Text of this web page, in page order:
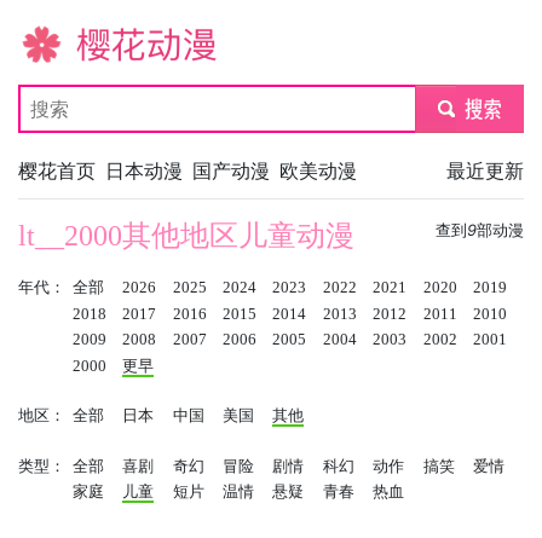
樱花动漫
submit
樱花首页 日本动漫 国产动漫 欧美动漫 最近更新
查到 9部动漫
lt__2000其他地区儿童动漫
年代： 全部 2026 2025 2024 2023 2022 2021 2020
2019
2018
2017 2016 2015 2014 2013 2012 2011
2010
2009
2008 2007 2006 2005 2004 2003 2002
2001
2000
更早
地区： 全部 日本 中国 美国 其他
类型： 全部 喜剧 奇幻 冒险 剧情 科幻 动作 搞笑
爱情
家庭
儿童 短片 温情 悬疑 青春 热血